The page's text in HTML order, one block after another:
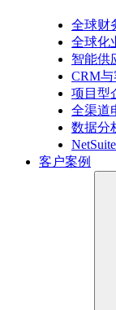
全球财
全球化
智能供
CRM
项目型
全渠道
数据分
客户案例